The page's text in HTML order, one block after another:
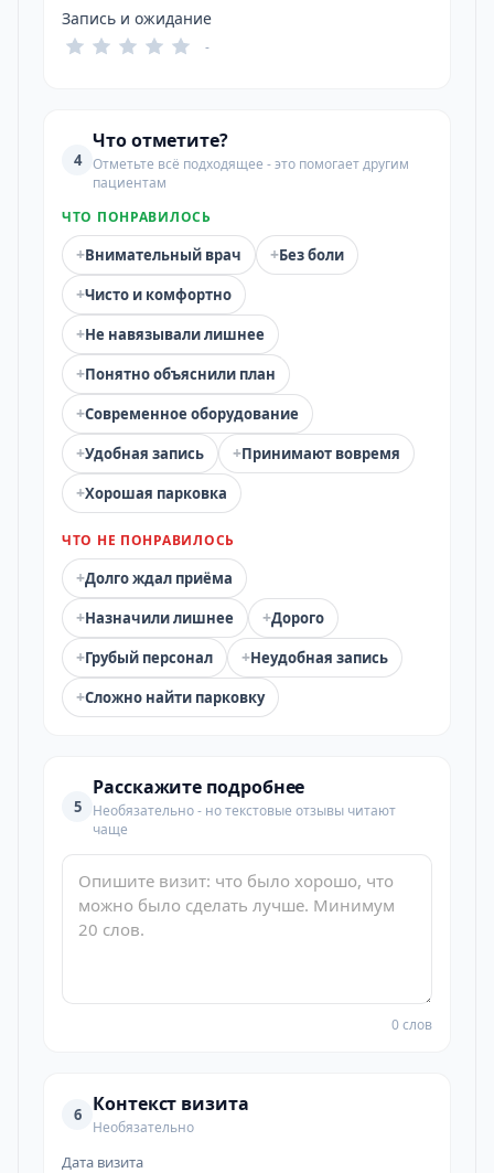
Запись и ожидание
-
4
Что отметите?
Отметьте всё подходящее - это помогает другим
пациентам
ЧТО ПОНРАВИЛОСЬ
+Внимательный врач +Без боли
+Чисто и комфортно
+Не навязывали лишнее
+Понятно объяснили план
+Современное оборудование
+Удобная запись +Принимают вовремя
+Хорошая парковка
ЧТО НЕ ПОНРАВИЛОСЬ
+Долго ждал приёма
+Назначили лишнее +Дорого
+Грубый персонал +Неудобная запись
+Сложно найти парковку
5
Расскажите подробнее
Необязательно - но текстовые отзывы читают
чаще
0 слов
6 Контекст визита
Необязательно
Дата визита